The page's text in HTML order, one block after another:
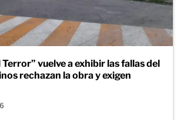
Terror” vuelve a exhibir las fallas del
rechazan la obra y exigen